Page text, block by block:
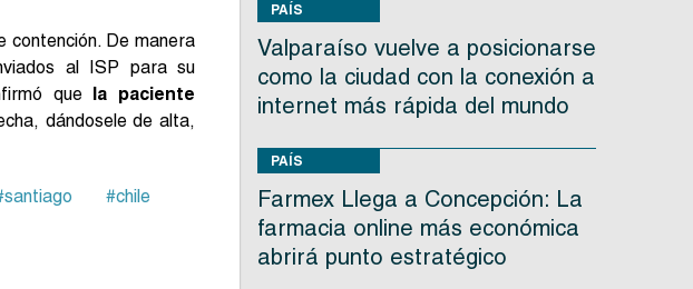
contención. De manera
al ISP para su
que la paciente
dándosele de alta,
#chile
PAÍS
Valparaíso vuelve a posicionarse
como la ciudad con la conexión a
internet más rápida del mundo
PAÍS
Farmex Llega a Concepción: La
farmacia online más económica
abrirá punto estratégico